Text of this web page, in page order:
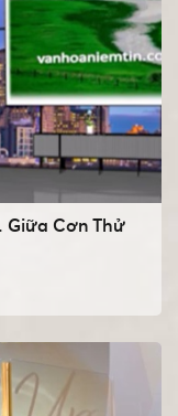
Giữa Cơn Thử